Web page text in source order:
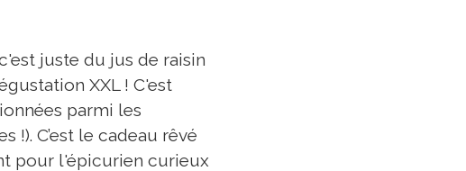
juste du jus de raisin
XXL ! C'est
parmi les
C’est le cadeau rêvé
pour l'épicurien curieux